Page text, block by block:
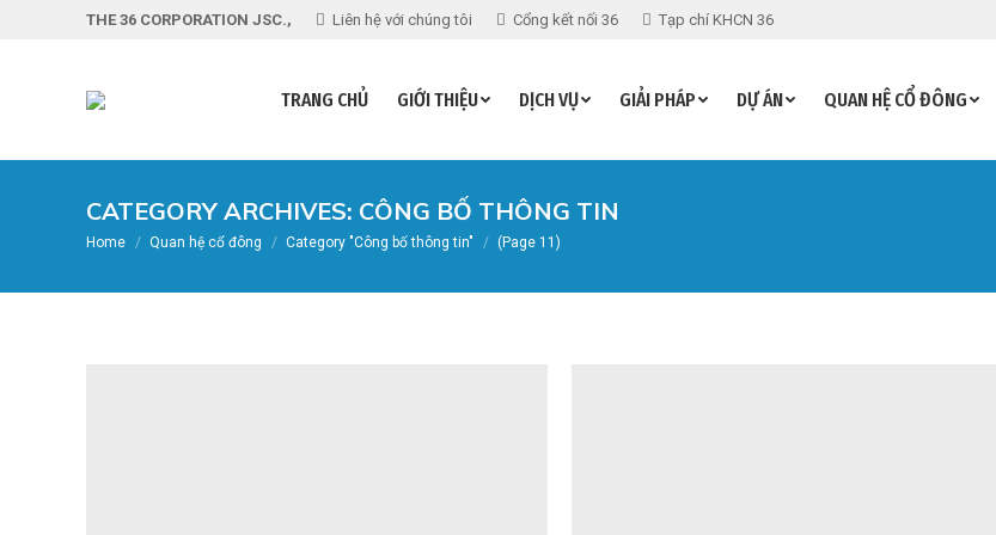
THE 36 CORPORATION JSC., Liên hệ với chúng tôi Cổng kết nối 36 Tạp chí KHCN 36
TRANG CHỦ GIỚI THIỆU DỊCH VỤ GIẢI PHÁP DỰ ÁN QUAN HỆ CỔ ĐÔNG
CATEGORY ARCHIVES: CÔNG BỐ THÔNG TIN
You are here:
Home Quan hệ cổ đông Category "Công bố thông tin" (Page 11)